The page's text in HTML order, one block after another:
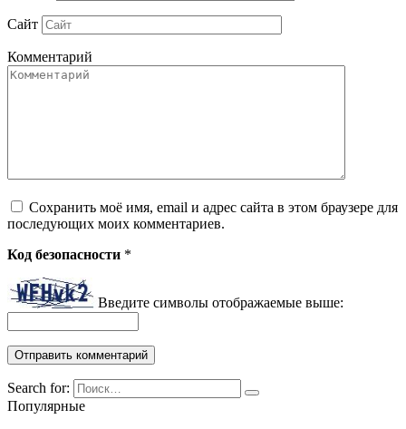
Сайт
Комментарий
Сохранить моё имя, email и адрес сайта в этом браузере для
последующих моих комментариев.
Код безопасности *
Введите символы отображаемые выше:
Search for:
Популярные